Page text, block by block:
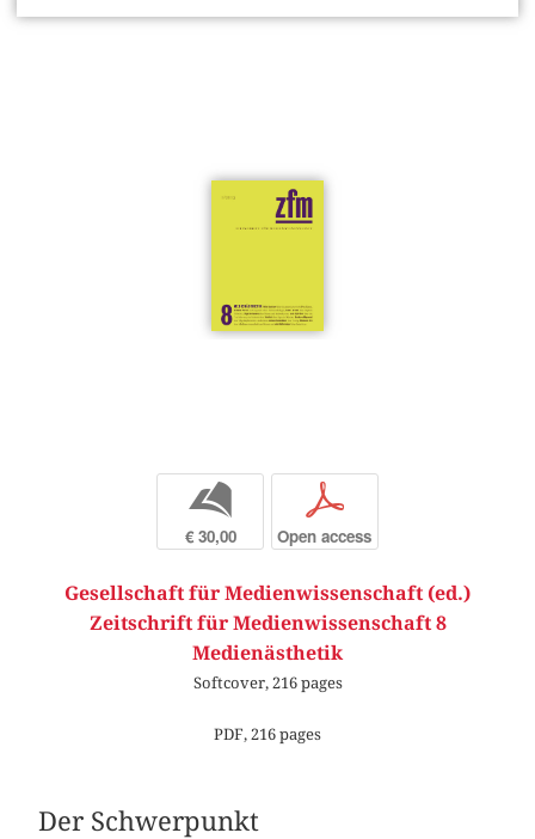
b
€ 30,00
p
Open access
Gesellschaft für Medienwissenschaft (ed.)
Zeitschrift für Medienwissenschaft 8
Medienästhetik
Softcover, 216 pages
PDF, 216 pages
Der Schwerpunkt